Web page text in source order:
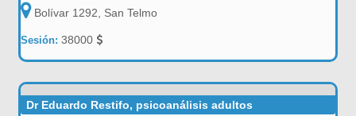
Bolívar 1292, San Telmo
Sesión:38000
Dr Eduardo Restifo, psicoanálisis adultos